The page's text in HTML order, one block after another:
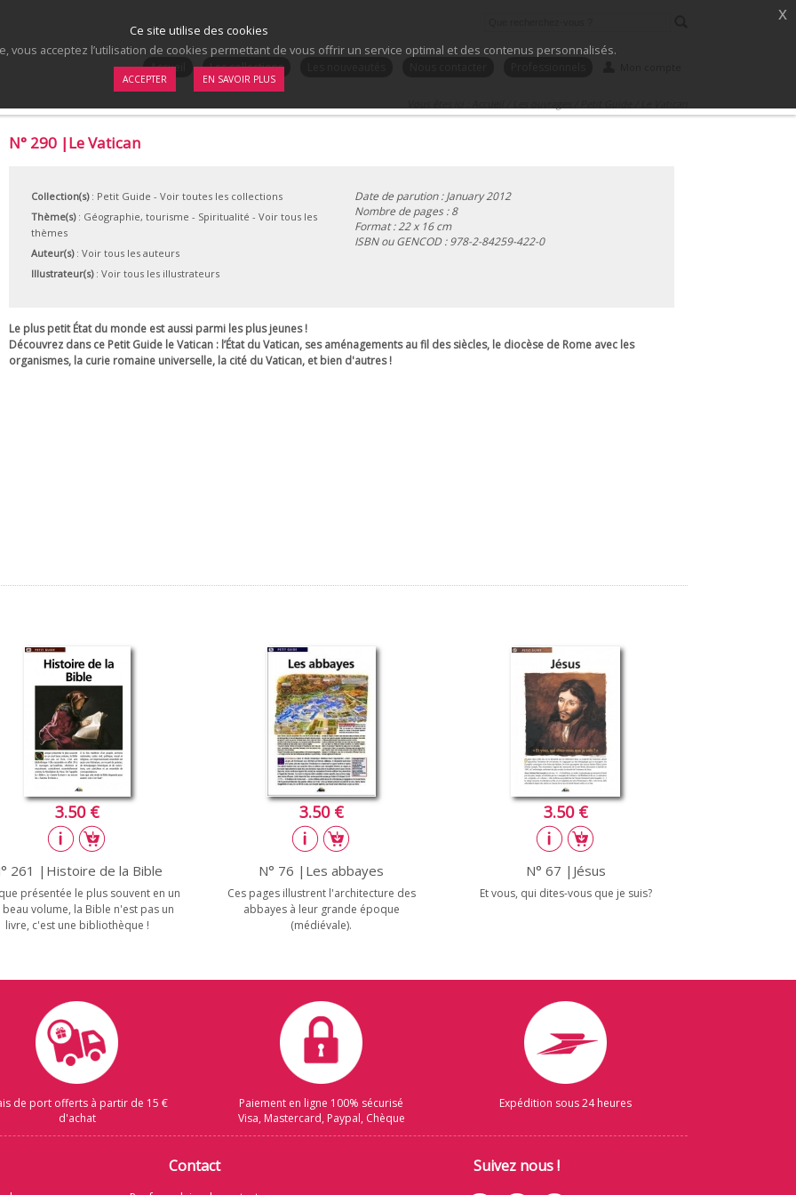
Accueil Les collections
N° 290 |Le Vatican
Collection(s): Petit Guide - Voir toutes les collections
Thème(s): Géographie, tourisme - Spiritualité - Voir tous les
thèmes
Auteur(s): Voir tous les auteurs
Illustrateur(s): Voir tous les illustrateurs
Date de parution : January 2012
Nombre de pages : 8
Format : 22 x 16 cm
ISBN ou GENCOD :978-2-84259-422-0
Le plus petit État du monde est aussi parmi les plus jeunes !
Découvrez dans ce Petit Guide le Vatican : l’État du Vatican, ses aménagements au fil des siècles, le diocèse de Rome avec les
organismes, la curie romaine universelle, la cité du Vatican, et bien d'autres !
3.50 €
261 |Histoire de la Bible
présentée le plus souvent en un
beau volume, la Bible n'est pas un
livre, c'est une bibliothèque !
3.50 €
N° 76 |Les abbayes
Ces pages illustrent l'architecture des
abbayes à leur grande époque
(médiévale).
3.50 €
N° 67 |Jésus
Et vous, qui dites-vous que je suis?
de port offerts à partir de 15 €
d'achat
Paiement en ligne 100% sécurisé
Visa, Mastercard, Paypal, Chèque
Expédition sous 24 heures
Contact Suivez nous !
Ce site utilise des cookies
vous acceptez l’utilisation de cookies permettant de vous offrir un service optimal et des contenus personnalisés.
ACCEPTER EN SAVOIR PLUS
x